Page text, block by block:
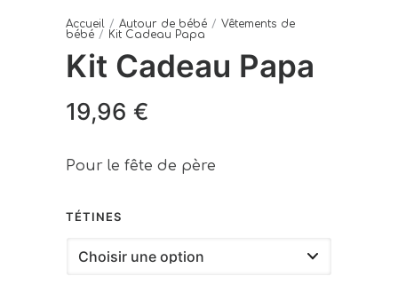
Accueil / Autour de bébé / Vêtements de
bébé / Kit Cadeau Papa
Kit Cadeau Papa
19,96 €
Pour le fête de père
TÉTINES